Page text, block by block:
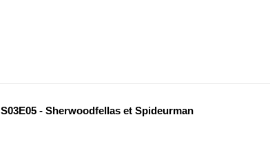
S03E05 - Sherwoodfellas et Spideurman